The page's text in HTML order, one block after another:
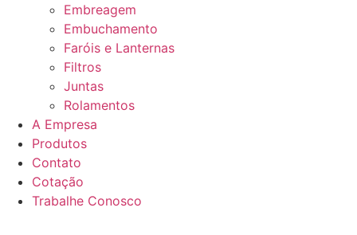
Embreagem
Embuchamento
Faróis e Lanternas
Filtros
Juntas
Rolamentos
A Empresa
Produtos
Contato
Cotação
Trabalhe Conosco